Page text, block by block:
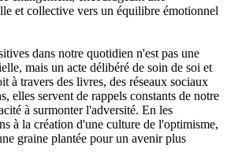
et collective vers un équilibre émotionnel
dans notre quotidien n'est pas une
mais un acte délibéré de soin de soi et
à travers des livres, des réseaux sociaux
elles servent de rappels constants de notre
à surmonter l'adversité. En les
à la création d'une culture de l'optimisme,
graine plantée pour un avenir plus